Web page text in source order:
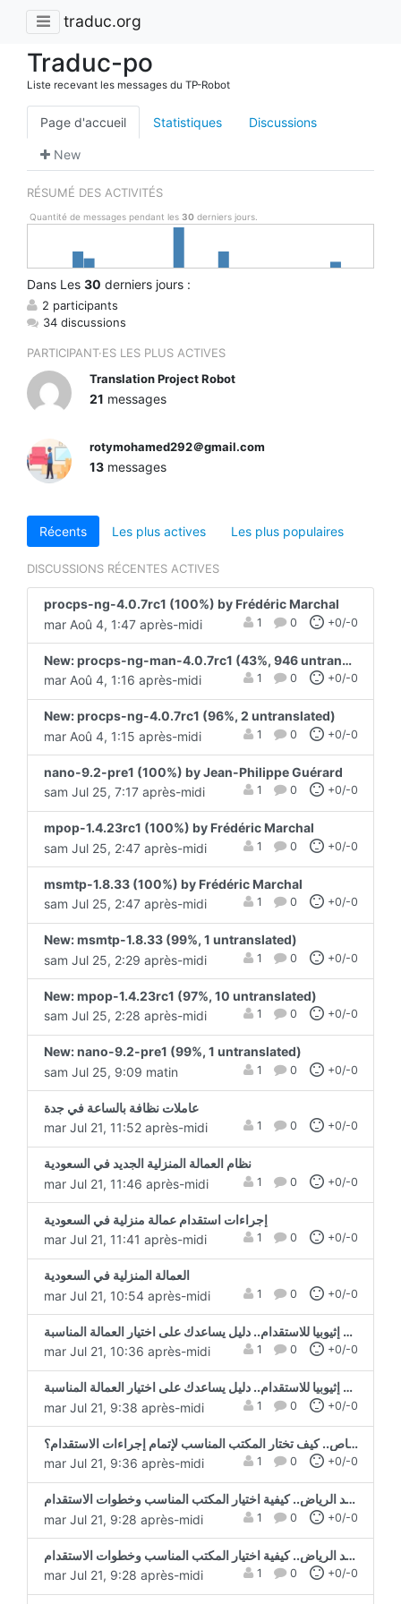
traduc.org
Traduc-po
Liste recevant les messages du TP-Robot
Page d'accueil Statistiques Discussions
New
RÉSUMÉ DES ACTIVITÉS
Quantité de messages pendant les 30derniers jours.
Dans Les 30 derniers jours :
2 participants
34 discussions
PARTICIPANT·ES LES PLUS ACTIVES
Translation Project Robot
21 messages
rotymohamed292＠gmail.com
13 messages
Récents Les plus actives Les plus populaires
DISCUSSIONS RÉCENTES ACTIVES
procps-ng-4.0.7rc1 (100%) by Frédéric Marchal
mar Aoû 4, 1:47 après-midi
1 0 +0/-0
New: procps-ng-man-4.0.7rc1 (43%, 946 untranslated)
mar Aoû 4, 1:16 après-midi
1 0 +0/-0
New: procps-ng-4.0.7rc1 (96%, 2 untranslated)
mar Aoû 4, 1:15 après-midi
1 0 +0/-0
nano-9.2-pre1 (100%) by Jean-Philippe Guérard
sam Jul 25, 7:17 après-midi
1 0 +0/-0
mpop-1.4.23rc1 (100%) by Frédéric Marchal
sam Jul 25, 2:47 après-midi
1 0 +0/-0
msmtp-1.8.33 (100%) by Frédéric Marchal
sam Jul 25, 2:47 après-midi
1 0 +0/-0
New: msmtp-1.8.33 (99%, 1 untranslated)
sam Jul 25, 2:29 après-midi
1 0 +0/-0
New: mpop-1.4.23rc1 (97%, 10 untranslated)
sam Jul 25, 2:28 après-midi
1 0 +0/-0
New: nano-9.2-pre1 (99%, 1 untranslated)
sam Jul 25, 9:09 matin
1 0 +0/-0
عاملات نظافة بالساعة في جدة
mar Jul 21, 11:52 après-midi
1 0 +0/-0
نظام العمالة المنزلية الجديد في السعودية
mar Jul 21, 11:46 après-midi
1 0 +0/-0
إجراءات استقدام عمالة منزلية في السعودية
mar Jul 21, 11:41 après-midi
1 0 +0/-0
العمالة المنزلية في السعودية
mar Jul 21, 10:54 après-midi
1 0 +0/-0
أفضل مدن إثيوبيا للاستقدام.. دليل يساعدك على اختيار العمالة المناسبة
mar Jul 21, 10:36 après-midi
1 0 +0/-0
أفضل مدن إثيوبيا للاستقدام.. دليل يساعدك على اختيار العمالة المناسبة
mar Jul 21, 9:38 après-midi
1 0 +0/-0
مكتب استقدام سائق خاص.. كيف تختار المكتب المناسب لإتمام إجراءات الاستقدام؟
mar Jul 21, 9:36 après-midi
1 0 +0/-0
مكتب استقدام الهند الرياض.. كيفية اختيار المكتب المناسب وخطوات الاستقدام
mar Jul 21, 9:28 après-midi
1 0 +0/-0
مكتب استقدام الهند الرياض.. كيفية اختيار المكتب المناسب وخطوات الاستقدام
mar Jul 21, 9:28 après-midi
1 0 +0/-0